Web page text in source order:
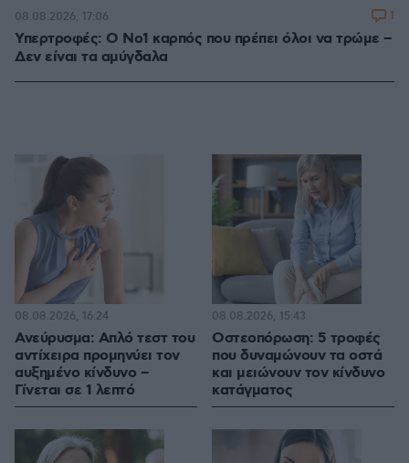
Υπερτροφές: Ο Νο1 καρπός που πρέπει όλοι να τρώμε –
Δεν είναι τα αμύγδαλα
08.08.2026, 17:06 1
Ανεύρυσμα: Απλό τεστ του
αντίχειρα προμηνύει τον
αυξημένο κίνδυνο –
Γίνεται σε 1 λεπτό
08.08.2026, 16:24
Οστεοπόρωση: 5 τροφές
που δυναμώνουν τα οστά
και μειώνουν τον κίνδυνο
κατάγματος
08.08.2026, 15:43